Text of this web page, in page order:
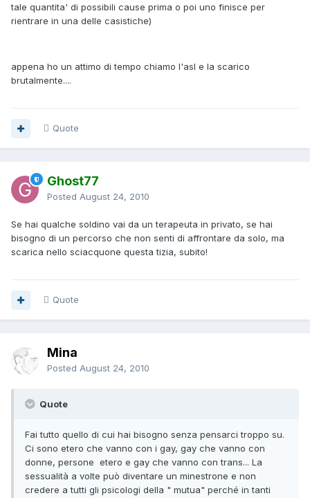
tale quantita' di possibili cause prima o poi uno finisce per
rientrare in una delle casistiche)
appena ho un attimo di tempo chiamo l'asl e la scarico
brutalmente....
Quote
Ghost77
Posted August 24, 2010
Se hai qualche soldino vai da un terapeuta in privato, se hai
bisogno di un percorso che non senti di affrontare da solo, ma
scarica nello sciacquone questa tizia, subito!
Quote
Mina
Posted August 24, 2010
Quote
Fai tutto quello di cui hai bisogno senza pensarci troppo su.
Ci sono etero che vanno con i gay, gay che vanno con
donne, persone etero e gay che vanno con trans... La
sessualità a volte può diventare un minestrone e non
credere a tutti gli psicologi della " mutua" perché in tanti